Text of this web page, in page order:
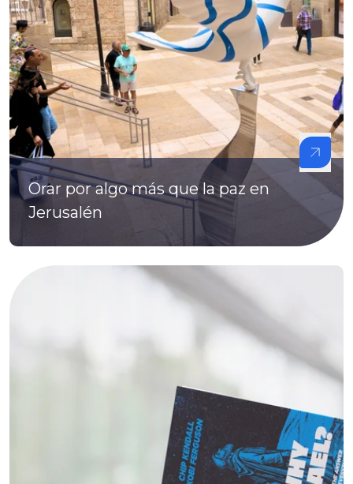
Orar por algo más que la paz en
Jerusalén